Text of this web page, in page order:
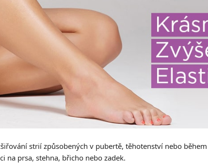
strií způsobených v pubertě, těhotenství nebo
na prsa, stehna, břicho nebo zadek.